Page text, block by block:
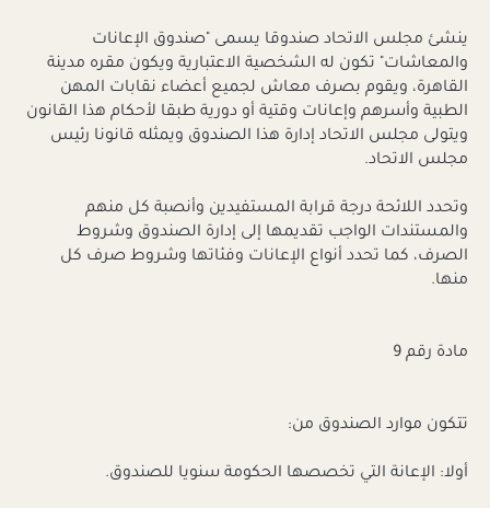
ينشئ مجلس الاتحاد صندوقا يسمى "صندوق الإعانات
والمعاشات" تكون له الشخصية الاعتبارية ويكون مقره مدينة
القاهرة، ويقوم بصرف معاش لجميع أعضاء نقابات المهن
الطبية وأسرهم وإعانات وقتية أو دورية طبقا لأحكام هذا القانون
ويتولى مجلس الاتحاد إدارة هذا الصندوق ويمثله قانونا رئيس
مجلس الاتحاد.
وتحدد اللائحة درجة قرابة المستفيدين وأنصبة كل منهم
والمستندات الواجب تقديمها إلى إدارة الصندوق وشروط
الصرف، كما تحدد أنواع الإعانات وفئاتها وشروط صرف كل
منها.
مادة رقم 9
تتكون موارد الصندوق من:
أولا: الإعانة التي تخصصها الحكومة سنويا للصندوق.